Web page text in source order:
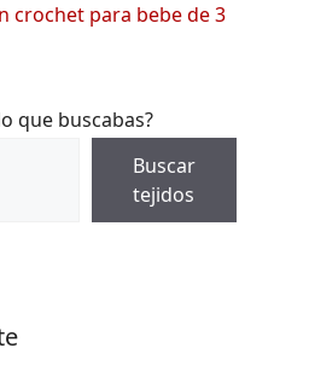
crochet para bebe de 3
que buscabas?
Buscar
tejidos